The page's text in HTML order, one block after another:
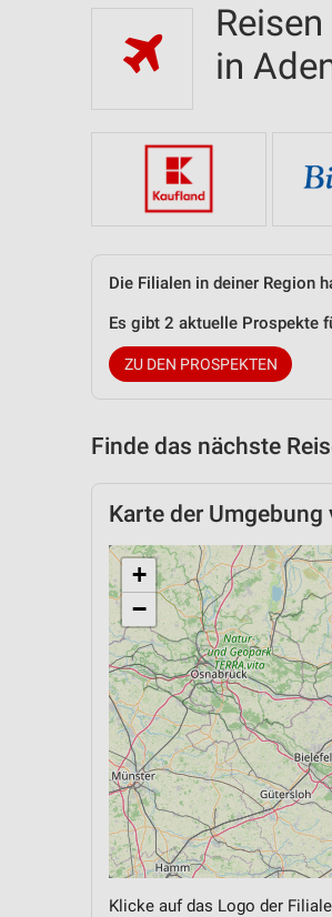
in
Die Filialen in deiner Region
Es gibt 2 aktuelle Prospekte
ZU DEN PROSPEKTEN
Finde das nächste
Karte der
+
−
Klicke auf das Logo der